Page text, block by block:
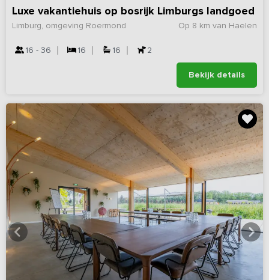
Luxe vakantiehuis op bosrijk Limburgs landgoed
Op 8 km van Haelen
Limburg, omgeving Roermond
16 - 36 16 16 2
Bekijk details